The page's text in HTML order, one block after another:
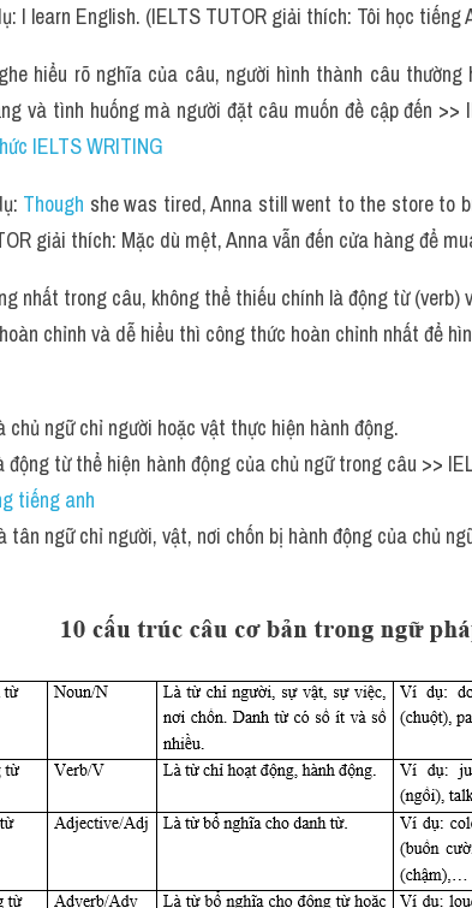
I learn English. (IELTS TUTOR giải thích: Tôi học tiếng
hiểu rõ nghĩa của câu, người hình thành câu
và tình huống mà người đặt câu muốn đề cập đến >>
IELTS WRITING
Though she was tired, Anna still went to the store to
giải thích: Mặc dù mệt, Anna vẫn đến cửa hàng để
nhất trong câu, không thể thiếu chính là động từ (verb)
chỉnh và dễ hiểu thì công thức hoàn chỉnh nhất để
chủ ngữ chỉ người hoặc vật thực hiện hành động.
động từ thể hiện hành động của chủ ngữ trong câu >>
tiếng anh
tân ngữ chỉ người, vật, nơi chốn bị hành động của chủ